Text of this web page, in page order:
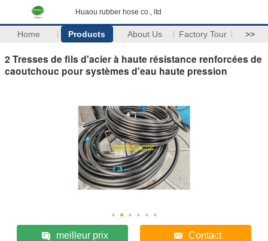
Huaou rubber hose co., ltd
Home Products About Us Factory Tour >>
2 Tresses de fils d'acier à haute résistance renforcées de
caoutchouc pour systèmes d'eau haute pression
meilleur prix Contact